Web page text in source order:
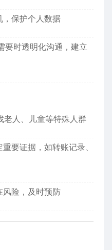
，保护个人数据
要时透明化沟通，建立
老人、儿童等特殊人群
重要证据，如转账记录、
风险，及时预防